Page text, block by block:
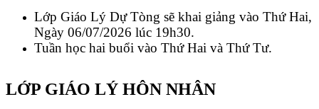
Lớp Giáo Lý Dự Tòng sẽ khai giảng vào Thứ Hai,
Ngày 06/07/2026 lúc 19h30.
Tuần học hai buổi vào Thứ Hai và Thứ Tư.
LỚP GIÁO LÝ HÔN NHÂN